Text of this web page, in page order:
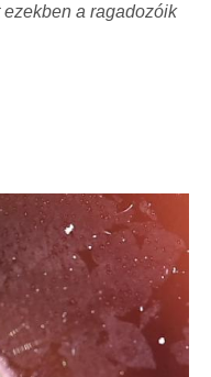
a ragadozóik